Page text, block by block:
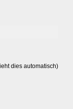
dies automatisch)